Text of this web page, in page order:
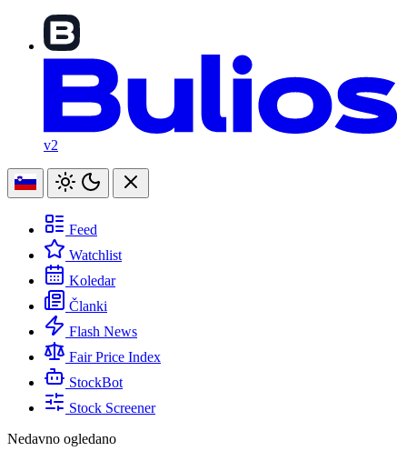
v2
Feed
Watchlist
Koledar
Članki
Flash News
Fair Price Index
StockBot
Stock Screener
Nedavno ogledano